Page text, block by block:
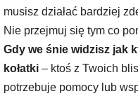
musisz działać bardziej
Nie przejmuj się tym co
Gdy we śnie widzisz jak
kołatki – ktoś z Twoich
potrzebuje pomocy lub